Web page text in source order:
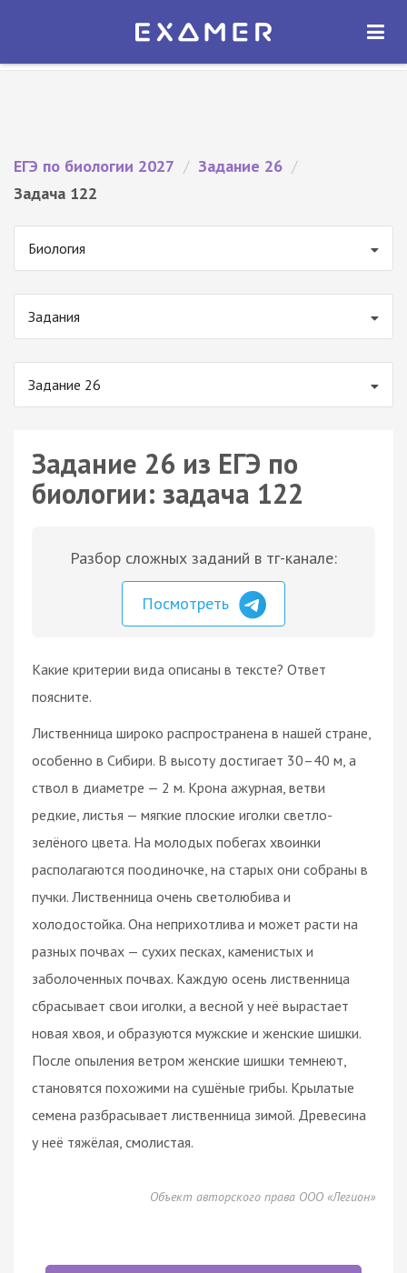
Экзамер — ЕГЭ 2027
ОТКРЫТЬ
ЕГЭ по биологии 2027 / Задание 26 /
Задача 122
Биология
Задания
Задание 26
Задание 26 из ЕГЭ по
биологии: задача 122
Разбор сложных заданий в тг-канале:
Посмотреть
Какие критерии вида описаны в тексте? Ответ
поясните.
Лиственница широко распространена в нашей стране,
особенно в Сибири. В высоту достигает 30–40 м, а
ствол в диаметре — 2 м. Крона ажурная, ветви
редкие, листья — мягкие плоские иголки светло-
зелёного цвета. На молодых побегах хвоинки
располагаются поодиночке, на старых они собраны в
пучки. Лиственница очень светолюбива и
холодостойка. Она неприхотлива и может расти на
разных почвах — сухих песках, каменистых и
заболоченных почвах. Каждую осень лиственница
сбрасывает свои иголки, а весной у неё вырастает
новая хвоя, и образуются мужские и женские шишки.
После опыления ветром женские шишки темнеют,
становятся похожими на сушёные грибы. Крылатые
семена разбрасывает лиственница зимой. Древесина
у неё тяжёлая, смолистая.
Объект авторского права ООО «Легион»